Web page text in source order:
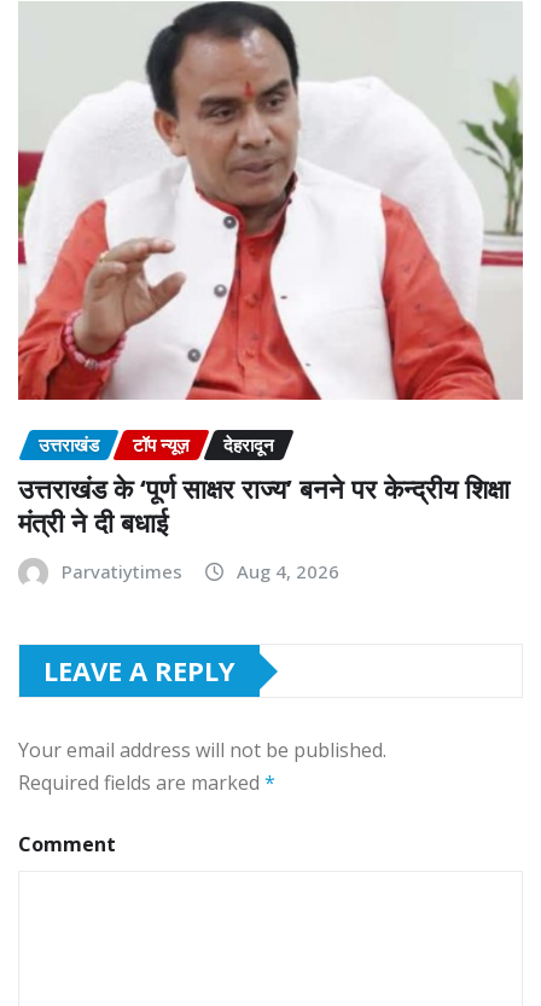
उत्तराखंड टॉप न्यूज़ देहरादून
उत्तराखंड के ‘पूर्ण साक्षर राज्य’ बनने पर केन्द्रीय शिक्षा
मंत्री ने दी बधाई
Parvatiytimes Aug 4, 2026
LEAVE A REPLY
Your email address will not be published.
Required fields are marked *
Comment